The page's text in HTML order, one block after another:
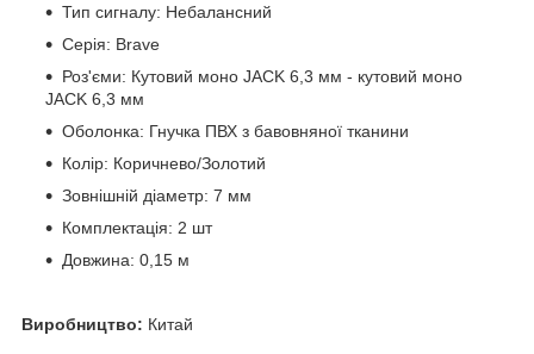
Тип сигналу: Небалансний
Серія: Brave
Роз'єми: Кутовий моно JACK 6,3 мм - кутовий моно
JACK 6,3 мм
Оболонка: Гнучка ПВХ з бавовняної тканини
Колір: Коричнево/Золотий
Зовнішній діаметр: 7 мм
Комплектація: 2 шт
Довжина: 0,15 м
Виробництво: Китай